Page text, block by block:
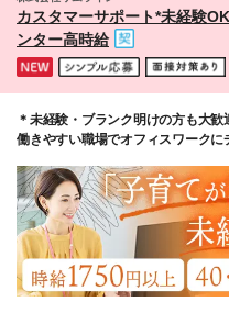
カスタマーサポート*未経験
ンター高時給
＊未経験・ブランク明けの方も大歓
働きやすい職場でオフィスワークに